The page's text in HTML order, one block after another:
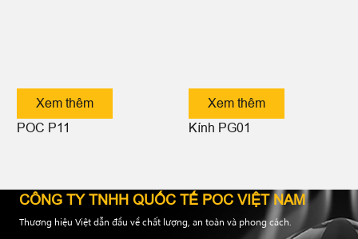
Xem thêm
POC P11
Xem thêm
Kính PG01
CÔNG TY TNHH QUỐC TẾ POC VIỆT NAM
Thương hiệu Việt dẫn đầu về chất lượng, an toàn và phong cách.